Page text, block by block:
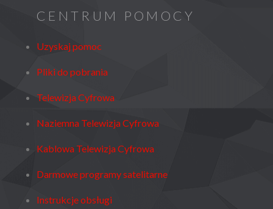
CENTRUM POMOCY
Uzyskaj pomoc
Pliki do pobrania
Telewizja Cyfrowa
Naziemna Telewizja Cyfrowa
Kablowa Telewizja Cyfrowa
Darmowe programy satelitarne
Instrukcje obsługi